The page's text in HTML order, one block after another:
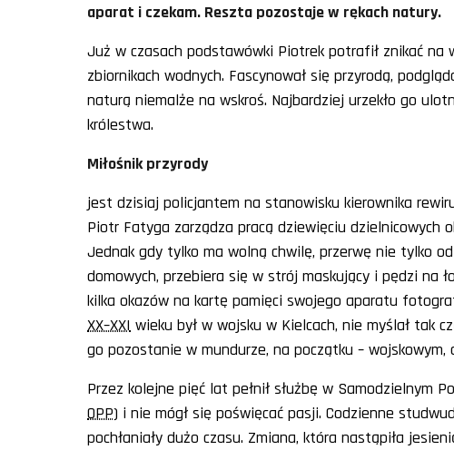
aparat i czekam. Reszta pozostaje w rękach natury.
Już w czasach podstawówki Piotrek potrafił znikać na
zbiornikach wodnych. Fascynował się przyrodą,
naturą niemalże na wskroś. Najbardziej urzekło go
królestwa.
Miłośnik przyrody
jest dzisiaj policjantem na stanowisku kierownika
Piotr Fatyga zarządza pracą dziewięciu dzielnicowych
Jednak gdy tylko ma wolną chwilę, przerwę nie tylko
domowych, przebiera się w strój maskujący i pędzi na
kilka okazów na kartę pamięci swojego aparatu
XX–XXI wieku był w wojsku w Kielcach, nie myślał tak
go pozostanie w mundurze, na początku – wojskowym,
Przez kolejne pięć lat pełnił służbę w Samodzielnym
OPP) i nie mógł się poświęcać pasji. Codzienne
pochłaniały dużo czasu. Zmiana, która nastąpiła